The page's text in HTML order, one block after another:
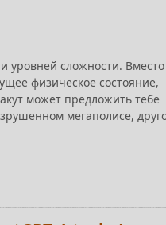
сложности. Вместо
физическое состояние,
может предложить тебе
мегаполисе,